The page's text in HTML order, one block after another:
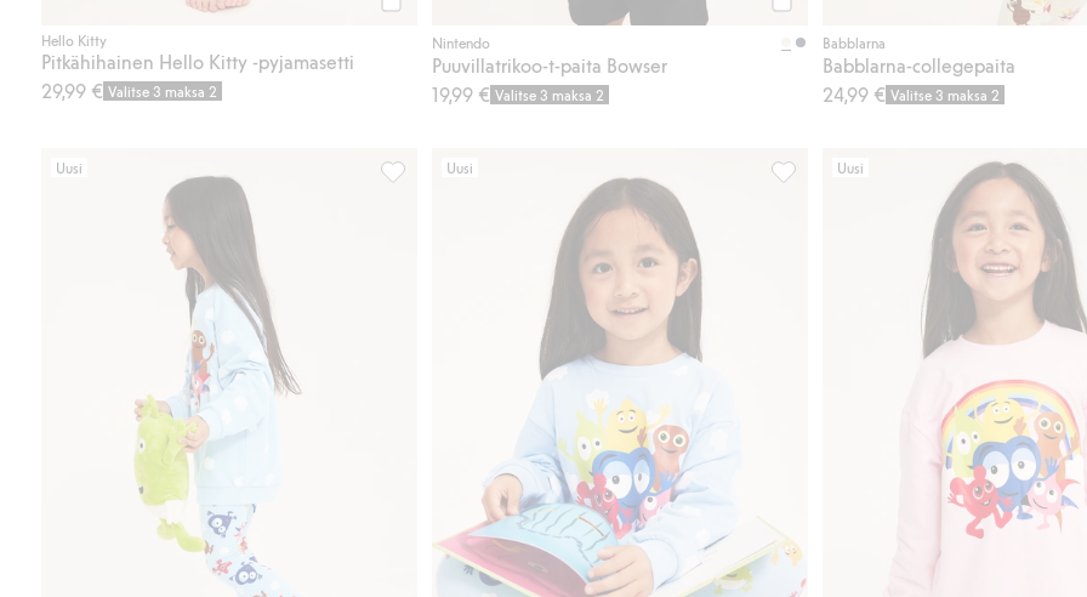
Hello Kitty
Pitkähihainen Hello Kitty -pyjamasetti
29,99 € Valitse 3 maksa 2
Nintendo
Puuvillatrikoo-t-paita Bowser
19,99 € Valitse 3 maksa 2
Babblarna
Babblarna-collegepaita
24,99 € Valitse 3 maksa 2
Uusi
Leggingsit Babblarna-kuosilla, Lisää suosikkeihin
Uusi
Babblarna-neule, Lisää suosikkeihin
Uusi